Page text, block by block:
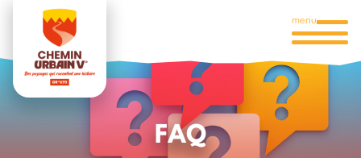
menu
FAQ